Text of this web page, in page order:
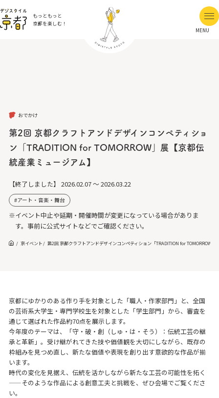
もっともっと
京都を楽しむ！
MENU
おでかけ
第2回 京都クラフトアンドデザインコンペティショ
ン「TRADITION for TOMORROW」展【京都伝
統産業ミュージアム】
【終了しました】 2026.02.07 ～ 2026.03.22
アート・音楽・舞台
※イベント中止や延期・開催時間が変更になっている場合がありま
す。事前に公式サイトなどでご確認ください。
京イベント 第2回 京都クラフトアンドデザインコンペティション「TRADITION for TOMORROW
京都にゆかりのある作り手を対象とした「職人・作家部門」と、全国
の芸術系大学生・専門学校生を対象とした「学生部門」から、審査を
通じて選ばれた作品約70点を展示します。
今年度のテーマは、「守・破・創（しゅ・は・そう）：伝統工芸の継
承と革新」。受け継がれてきた技や価値観を大切にしながら、既存の
枠組みを見つめ直し、新たな価値や表現を創り出す意欲的な作品が揃
います。
時代の変化を見据え、伝統を活かしながら新たな工芸の可能性を拓く
——そのような作品による創意工夫と挑戦を、ぜひ会場でご覧くださ
い。